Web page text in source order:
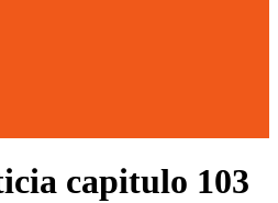
capitulo 103